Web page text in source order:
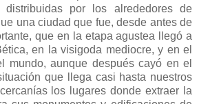
distribuidas por los alrededores de
una ciudad que fue, desde antes de
que en la etapa agustea llegó a
en la visigoda mediocre, y en el
mundo, aunque después cayó en el
que llega casi hasta nuestros
los lugares donde extraer la